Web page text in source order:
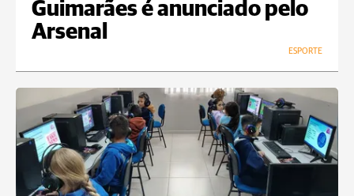
Guimarães é anunciado pelo
Arsenal
ESPORTE